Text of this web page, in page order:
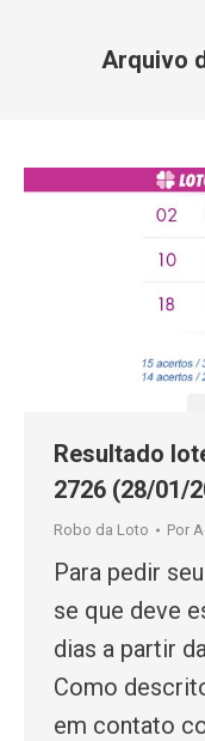
Arquivo
Resultado
2726 (28/01/
Robo da Loto Por
Para pedir
se que deve
dias a partir
Como
em contato